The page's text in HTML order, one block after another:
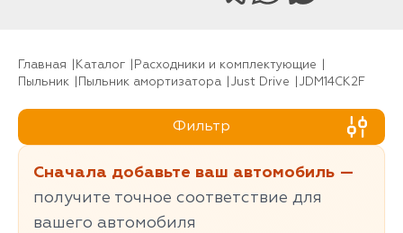
Главная Каталог
Расходники и комплектующие
Пыльник
Пыльник амортизатора Just Drive JDM14CK2F
Фильтр
Сначала добавьте ваш автомобиль —
получите точное соответствие для
вашего автомобиля